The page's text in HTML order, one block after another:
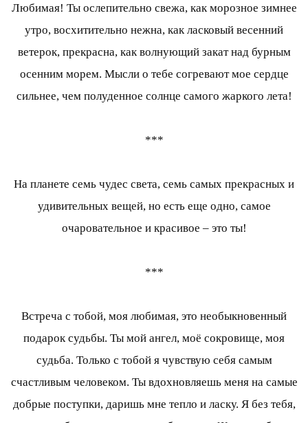
Любимая! Ты ослепительно свежа, как морозное зимнее
утро, восхитительно нежна, как ласковый весенний
ветерок, прекрасна, как волнующий закат над бурным
осенним морем. Мысли о тебе согревают мое сердце
сильнее, чем полуденное солнце самого жаркого лета!
***
На планете семь чудес света, семь самых прекрасных и
удивительных вещей, но есть еще одно, самое
очаровательное и красивое – это ты!
***
Встреча с тобой, моя любимая, это необыкновенный
подарок судьбы. Ты мой ангел, моё сокровище, моя
судьба. Только с тобой я чувствую себя самым
счастливым человеком. Ты вдохновляешь меня на самые
добрые поступки, даришь мне тепло и ласку. Я без тебя,